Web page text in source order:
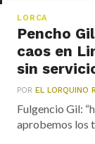
LORCA
Pencho
caos en
sin
POREL LORQUINO
Fulgencio Gil:
aprobemos los